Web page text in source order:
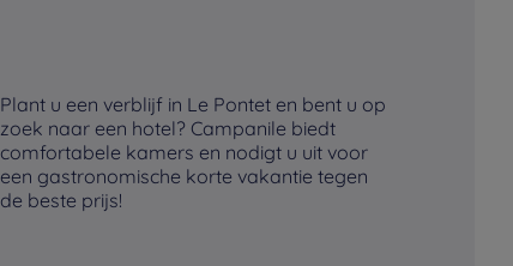
Plant u een verblijf in Le Pontet en bent u op
zoek naar een hotel? Campanile biedt
comfortabele kamers en nodigt u uit voor
een gastronomische korte vakantie tegen
de beste prijs!